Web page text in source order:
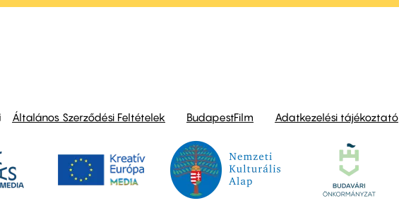
Általános Szerződési Feltételek BudapestFilm Adatkezelési tájékoztató